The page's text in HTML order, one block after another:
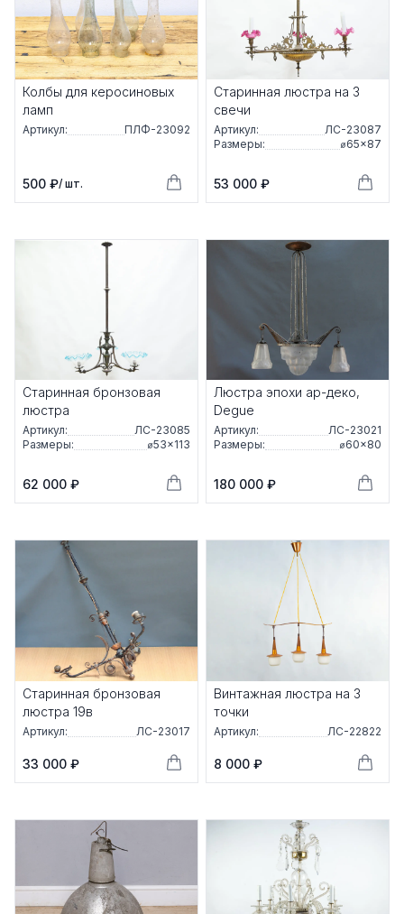
Колбы для керосиновых
ламп
Артикул: ПЛФ-23092
500 ₽/ шт.
Старинная люстра на 3
свечи
Артикул:
ЛС-23087
Размеры:
⌀65×87
53 000 ₽
Старинная бронзовая
люстра
Артикул:
ЛС-23085
Размеры:
⌀53×113
62 000 ₽
Люстра эпохи ар-деко,
Degue
Артикул:
ЛС-23021
Размеры:
⌀60×80
180 000 ₽
Старинная бронзовая
люстра 19в
Артикул: ЛС-23017
33 000 ₽
Винтажная люстра на 3
точки
Артикул: ЛС-22822
8 000 ₽